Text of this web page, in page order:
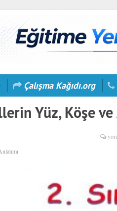
Çalışma Kağıdı.org
Yüz, Köşe ve